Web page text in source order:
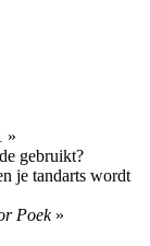
»
gebruikt?
je tandarts wordt
Poek»